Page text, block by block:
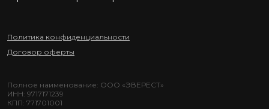
Политика конфиденциальности
Договор оферты
Полное наименование: ООО «ЭВЕРЕСТ»
ИНН: 9717171239
КПП: 771701001